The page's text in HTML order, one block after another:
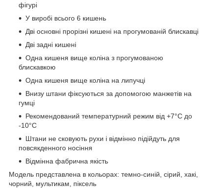
фігурі
У виробі всього 6 кишень
Дві основні прорізні кишені на прогумованій блискавці
Дві задні кишені
Одна кишеня вище коліна з прогумованою
блискавкою
Одна кишеня вище коліна на липучці
Внизу штани фіксуються за допомогою манжетів на
гумці
Рекомендований температурний режим від +7°С до
-10°С
Штани не сковують рухи і відмінно підійдуть для
повсякденного носіння
Відмінна фабрична якість
Модель представлена в кольорах: темно-синій, сірий, хакі,
чорний, мультикам, піксель